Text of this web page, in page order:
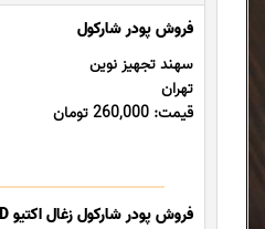
فروش پودر شارکول
سهند تجهیز نوین
تهران
قیمت: 260,000 تومان
فروش پودر شارکول زغال اکتیو CHARCOAL ACTIVATED